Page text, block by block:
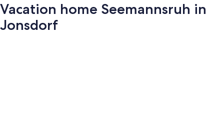
Vacation home Seemannsruh in
Jonsdorf